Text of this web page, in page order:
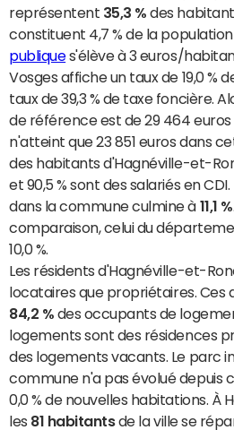
représentent 35,3 % des
constituent 4,7 % de la population
publiques'élève à 3 euros/
Vosges affiche un taux de 19,0 %
taux de 39,3 % de taxe foncière.
de référence est de 29 464 euros
n'atteint que 23 851 euros dans
des habitants d'Hagnéville-et-
et 90,5 % sont des salariés en
dans la commune culmine à 11,1 %
comparaison, celui du
10,0 %.
Les résidents d'Hagnéville-et-
locataires que propriétaires.
84,2 % des occupants de
logements sont des résidences
des logements vacants. Le parc
commune n'a pas évolué depuis
0,0 % de nouvelles habitations. À
les 81 habitantsde la ville se